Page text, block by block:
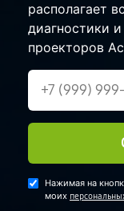
располагает
диагностики
проекторов
Нажимая на
моих